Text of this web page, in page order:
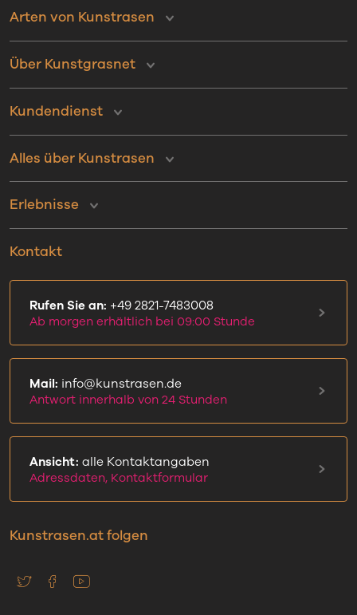
Arten von Kunstrasen
Über Kunstgrasnet
Kundendienst
Alles über Kunstrasen
Erlebnisse
Kontakt
Rufen Sie an: +49 2821-7483008
Ab morgen erhältlich bei 09:00 Stunde
Mail: info@kunstrasen.de
Antwort innerhalb von 24 Stunden
Ansicht: alle Kontaktangaben
Adressdaten, Kontaktformular
Kunstrasen.at folgen